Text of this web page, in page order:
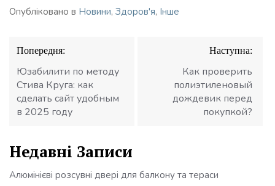
Опубліковано в Новини, Здоров'я, Інше
Навігація
записів
Попередня:
Юзабилити по методу
Стива Круга: как
сделать сайт удобным
в 2025 году
Наступна:
Как проверить
полиэтиленовый
дождевик перед
покупкой?
Недавні Записи
Алюмінієві розсувні двері для балкону та тераси